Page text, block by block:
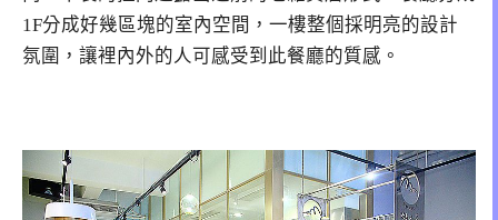
1F分成好幾區塊的室內空間，一樓整個採明亮的設計
氛圍，讓裡內外的人可感受到此餐廳的質感。